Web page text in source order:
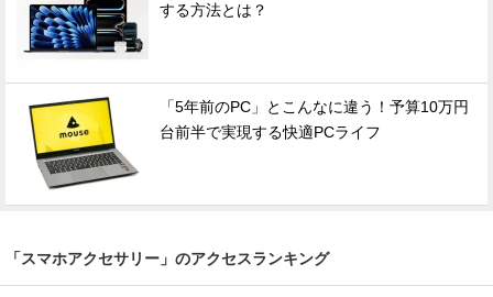
する方法とは？
「5年前のPC」とこんなに違う！予算10万円
台前半で実現する快適PCライフ
「スマホアクセサリー」のアクセスランキング